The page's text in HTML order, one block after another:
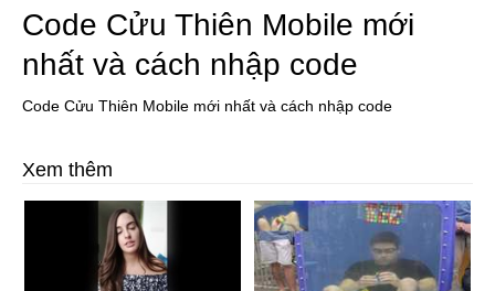
Code Cửu Thiên Mobile mới
nhất và cách nhập code
Code Cửu Thiên Mobile mới nhất và cách nhập code
Xem thêm